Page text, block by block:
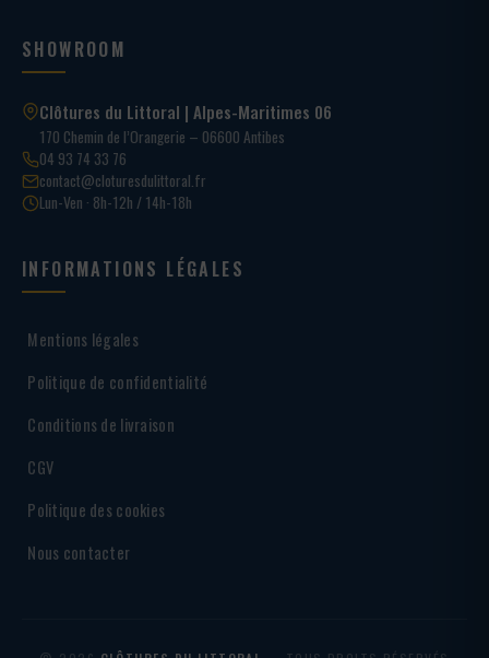
SHOWROOM
Clôtures du Littoral | Alpes-Maritimes 06
170 Chemin de l’Orangerie – 06600 Antibes
04 93 74 33 76
contact@cloturesdulittoral.fr
Lun-Ven · 8h-12h / 14h-18h
INFORMATIONS LÉGALES
Mentions légales
Politique de confidentialité
Conditions de livraison
CGV
Politique des cookies
Nous contacter